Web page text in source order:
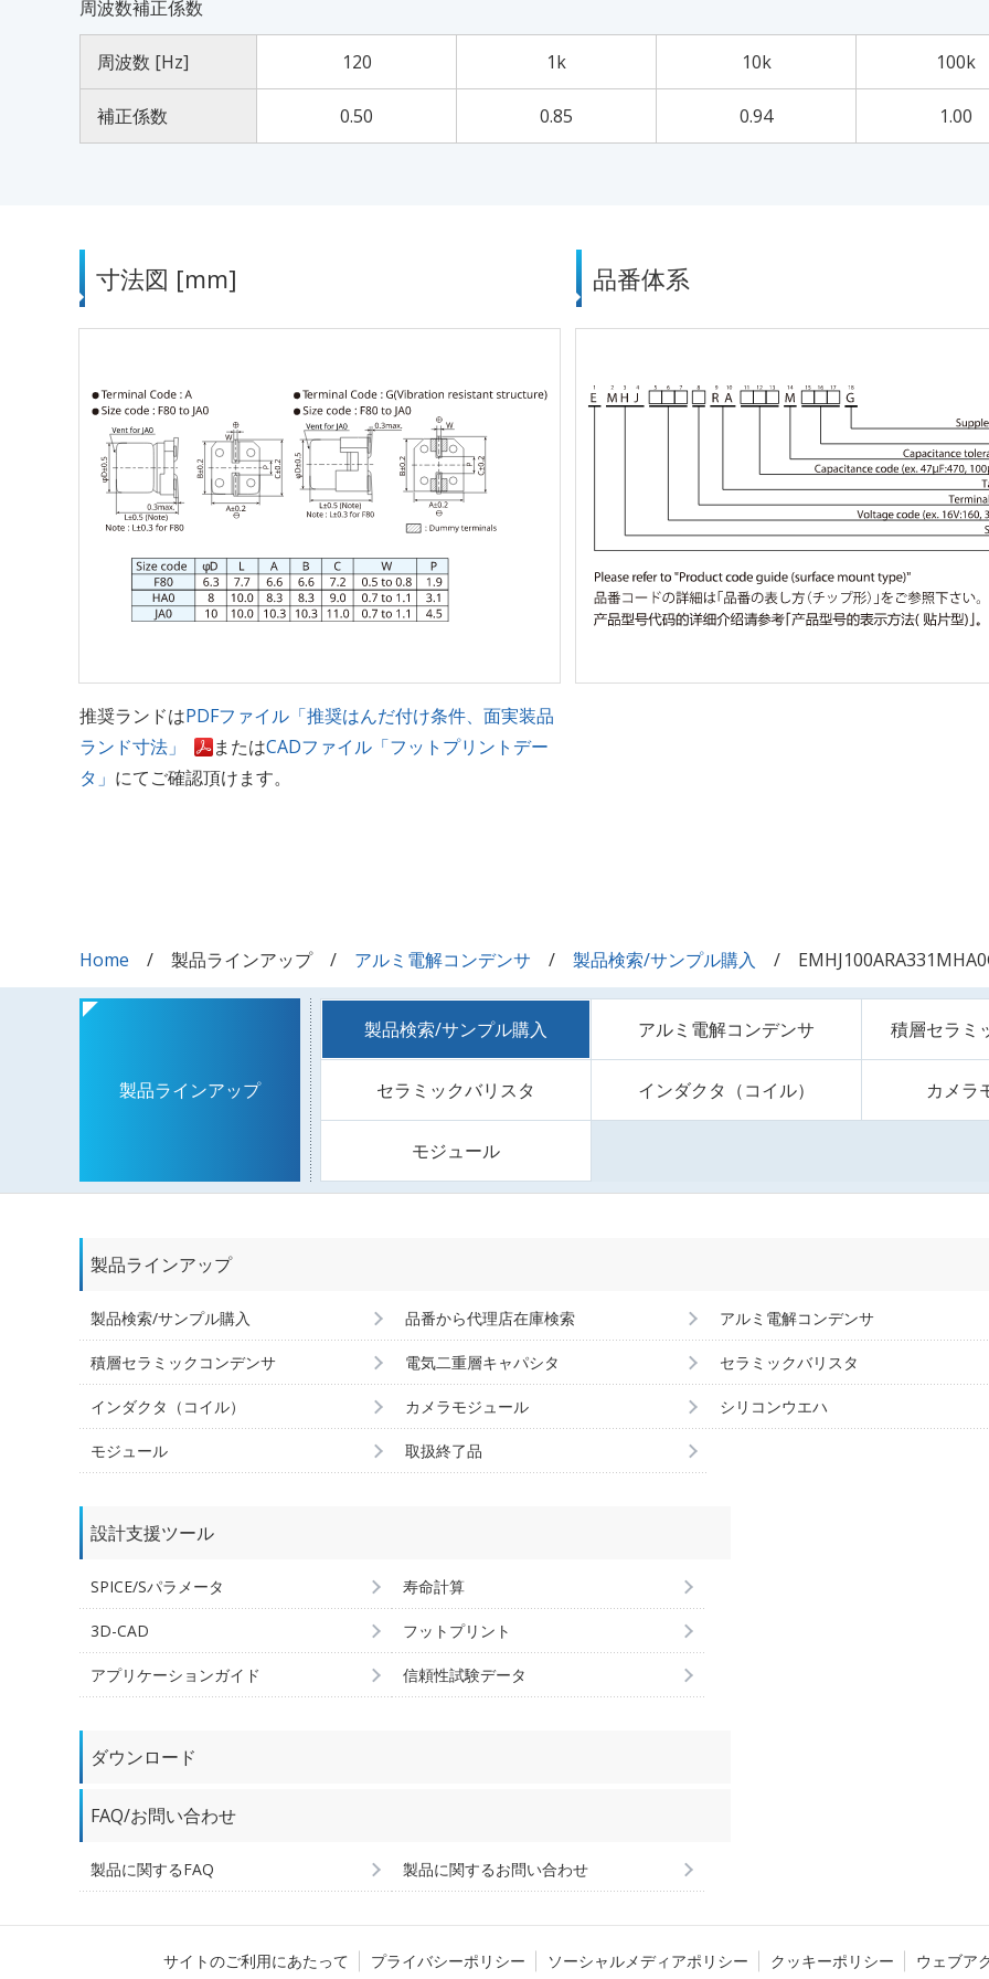
周波数補正係数
周波数 [Hz] 120 1k 10k 100k
補正係数 0.50 0.85 0.94 1.00
寸法図 [mm]
推奨ランドはPDFファイル「推奨はんだ付け条件、面実装品
ランド寸法」
またはCADファイル「フットプリントデー
タ」 にてご確認頂けます。
品番体系
Home 製品ラインアップ アルミ電解コンデンサ 製品検索/サンプル購入
製品ラインアップ
製品検索/サンプル購入 アルミ電解コンデンサ 積層セラミ
セラミックバリスタ インダクタ（コイル） カメラ
モジュール
製品ラインアップ
製品検索/サンプル購入 品番から代理店在庫検索 アルミ電解コンデンサ
積層セラミックコンデンサ 電気二重層キャパシタ セラミックバリスタ
インダクタ（コイル） カメラモジュール シリコンウエハ
モジュール 取扱終了品
設計支援ツール
SPICE/Sパラメータ 寿命計算
3D-CAD フットプリント
アプリケーションガイド 信頼性試験データ
ダウンロード
FAQ/お問い合わせ
製品に関するFAQ 製品に関するお問い合わせ
サイトのご利用にあたって プライバシーポリシー ソーシャルメディアポリシー クッキーポリシー ウェブア